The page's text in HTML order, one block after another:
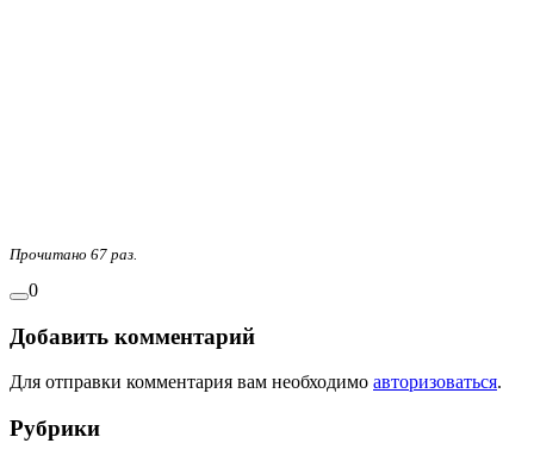
Прочитано 67 раз.
0
Добавить комментарий
Для отправки комментария вам необходимо авторизоваться.
Рубрики